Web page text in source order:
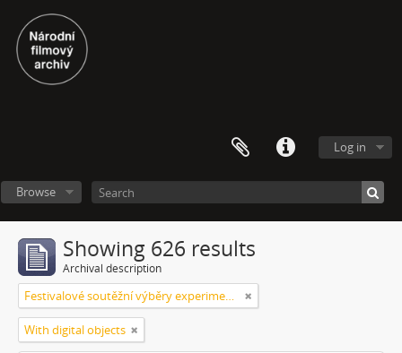
Log in
Browse
Showing 626 results
Archival description
Festivalové soutěžní výběry experimentálního filmu a videoartu
With digital objects